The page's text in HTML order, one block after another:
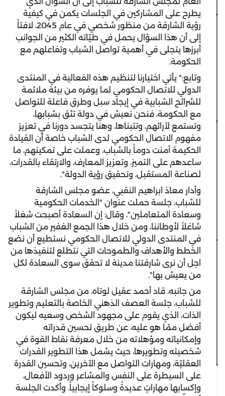
يطرح على المشاركين في الجلسات يكمن في كيفية
رؤية الشارقة من منظور شخصي في عام 2045، لافتاً
إلى أن هذا السؤال يحمل في طيّاته الكثير من الجوانب
أبرزها يتجلى في أهمية تواصل الشباب وتفاعلهم مع
الحكومة.
وتابع:" يأتي اختيارنا لتنظيم هذه الفعالية في المنتدى
الدولي للاتصال الحكومي لما يوفره من بيئة ملائمة
للشرائح الشبابية في إيجاد سبل وطرق فاعلة للتواصل
مع الحكومة، فنحن نعيش في دولة تثق بشبابها،
وتستمع لآرائهم، وتتبناها، وهنا يتجسد دورنا في تعزيز
مفهوم الاتصال الحكومي لدى الشباب خاصة أن القيادة
الحكيمة آمنت دوماً بالشباب، وعملت على تمكينهم، ما
ساعدهم على التميز، وتعزيز المعارف، والارتقاء بالقدرات،
لصناعة المستقبل، وتحقيق رؤية الدولة".
وأدار معاذ ابراهيم النقبي، عضو مجلس الشارقة
للشباب، جلسة حملت عنوان "الخدمات الحكومية
وسعادة المتعاملين"، وقال: إن السعادة أصبحت شغلاً
شاغلاً لأوطاننا، ومن خلال هذا الجمع الغفير من الشباب
في المنتدى الدولي للاتصال الحكومي نستطيع أن نضع
الخطط والأهداف والطموحات التي نتطلع لتنفيذها من
اجل أن نرى شارقتنا مدينة لا تحقق سوى السعادة لكل
من يعيش بها".
من جانبه، قاد أحمد عقيل لوتاه، من مجلس الشارقة
للشباب، جلسة العصف الذهني الخاصة بالتعليم وتطوير
الذات، الذي يقوم على مجهود الشخص وسعيه ليكون
أفضل ممّا هو عليه، عن طريق تحسين قدراته
وإمكانياته ومؤهلاته من خلال معرفة نقاط القوة في
شخصيته وتطويرها، حيث يشمل هذا التطوير القدرات
العقليّة، ومهارات التواصل مع الآخرين، وتحسين القدرة
على السيطرة على النفس والمشاعر وردود الأفعال،
وإكسابها مهاراتٍ عديدةً وسلوكاً إيجابياً. وأكدت الجلسة